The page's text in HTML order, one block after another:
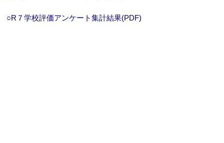
○R７学校評価アンケート集計結果(PDF)